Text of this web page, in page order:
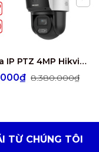
Camera IP PTZ 4MP Hikvision DS-2SE3C404MWG-E/14
8.380.000₫
TỪ CHÚNG TÔI